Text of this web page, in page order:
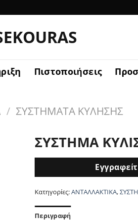
Πιστοποιήσεις
/ ΣΥΣΤΗΜΑΤΑ ΚΥΛΗΣΗΣ
ΣΥΣΤΗΜΑ
Κατηγορίες:ΑΝΤΑΛΛΑΚΤΙΚΑ,
Περιγραφή